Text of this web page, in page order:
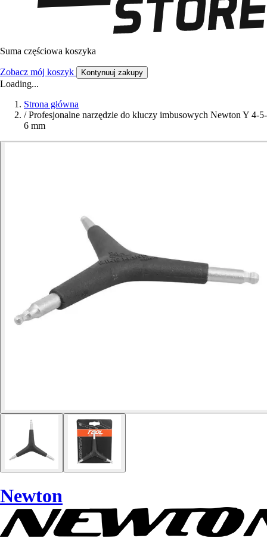
Suma częściowa koszyka
Zobacz mój koszyk Kontynuuj zakupy
Loading...
Strona główna
/ Profesjonalne narzędzie do kluczy imbusowych Newton Y 4-5-
6 mm
Newton